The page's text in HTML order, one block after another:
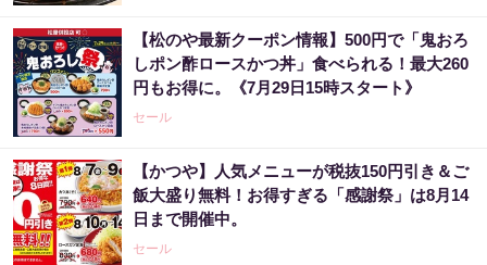
【松のや最新クーポン情報】500円で「鬼おろ
しポン酢ロースかつ丼」食べられる！最大260
円もお得に。《7月29日15時スタート》
セール
【かつや】人気メニューが税抜150円引き＆ご
飯大盛り無料！お得すぎる「感謝祭」は8月14
日まで開催中。
セール